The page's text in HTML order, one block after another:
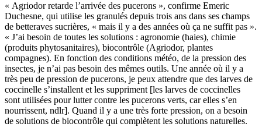
« Agriodor retarde l’arrivée des pucerons », confirme Emeric
Duchesne, qui utilise les granulés depuis trois ans dans ses champs
de betteraves sucrières, « mais il y a des années où ça ne suffit pas ».
« J’ai besoin de toutes les solutions : agronomie (haies), chimie
(produits phytosanitaires), biocontrôle (Agriodor, plantes
compagnes). En fonction des conditions météo, de la pression des
insectes, je n’ai pas besoin des mêmes outils. Une année où il y a
très peu de pression de pucerons, je peux attendre que des larves de
coccinelle s’installent et les suppriment [les larves de coccinelles
sont utilisées pour lutter contre les pucerons verts, car elles s’en
nourrissent, ndlr]. Quand il y a une très forte pression, on a besoin
de solutions de biocontrôle qui complètent les solutions naturelles.